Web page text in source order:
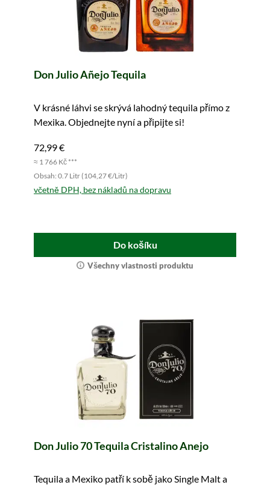
Don Julio Añejo Tequila
V krásné láhvi se skrývá lahodný tequila přímo z
Mexika. Objednejte nyní a připijte si!
72,99 €
≈ 1 766 Kč ***
Obsah: 0.7 Litr (104,27 €/Litr)
včetně DPH, bez nákladů na dopravu
Do košíku
Všechny vlastnosti produktu
Don Julio 70 Tequila Cristalino Anejo
Tequila a Mexiko patří k sobě jako Single Malt a